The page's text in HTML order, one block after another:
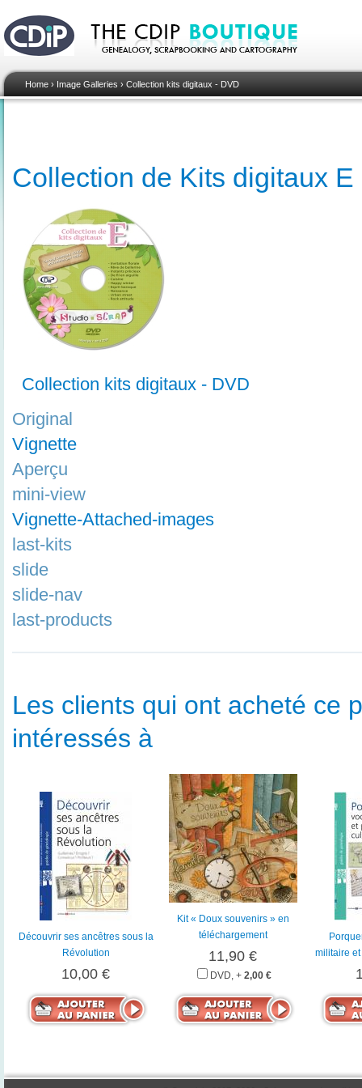
Home › Image Galleries › Collection kits digitaux - DVD
Collection de Kits digitaux
Collection kits digitaux - DVD
Original
Vignette
Aperçu
mini-view
Vignette-Attached-images
last-kits
slide
slide-nav
last-products
Les clients qui ont acheté ce
intéressés à
Découvrir ses ancêtres sous la
Révolution
10,00 €
Kit « Doux souvenirs » en
téléchargement
11,90 €
DVD, + 2,00 €
militaire